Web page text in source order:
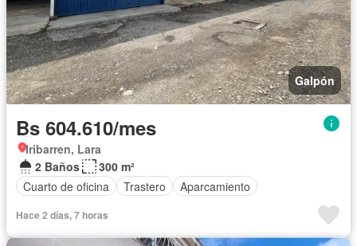
Galpón
Bs 604.610/mes
Iribarren, Lara
2 Baños
300 m²
Cuarto de oficina
Trastero Aparcamiento
Hace 2 días, 7 horas